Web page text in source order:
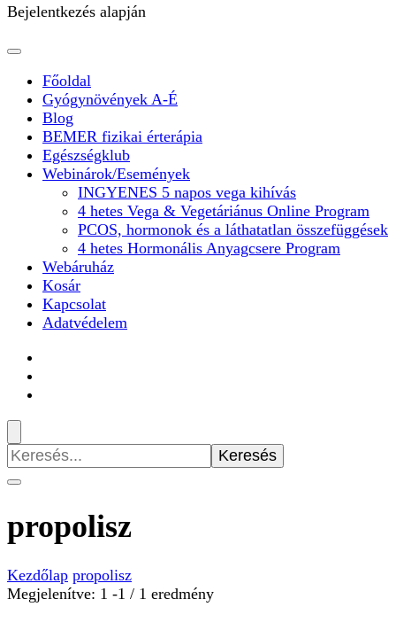
Bejelentkezés alapján
Főoldal
Gyógynövények A-É
Blog
BEMER fizikai érterápia
Egészségklub
Webinárok/Események
INGYENES 5 napos vega kihívás
4 hetes Vega & Vegetáriánus Online Program
PCOS, hormonok és a láthatatlan összefüggések
4 hetes Hormonális Anyagcsere Program
Webáruház
Kosár
Kapcsolat
Adatvédelem
Keresés:
propolisz
Kezdőlap propolisz
Megjelenítve: 1 -1 / 1 eredmény